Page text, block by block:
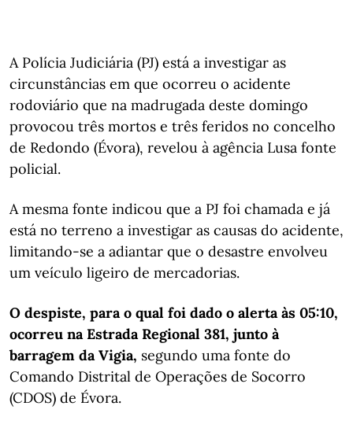
A Polícia Judiciária (PJ) está a investigar as
circunstâncias em que ocorreu o acidente
rodoviário que na madrugada deste domingo
provocou três mortos e três feridos no concelho
de Redondo (Évora), revelou à agência Lusa fonte
policial.
A mesma fonte indicou que a PJ foi chamada e já
está no terreno a investigar as causas do acidente,
limitando-se a adiantar que o desastre envolveu
um veículo ligeiro de mercadorias.
O despiste, para o qual foi dado o alerta às 05:10,
ocorreu na Estrada Regional 381, junto à
barragem da Vigia, segundo uma fonte do
Comando Distrital de Operações de Socorro
(CDOS) de Évora.